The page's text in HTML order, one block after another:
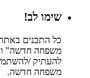
שימו לב!
כל התכנים באתר
משפחה חדשה"
להעתיק /
משפחה חדשה.